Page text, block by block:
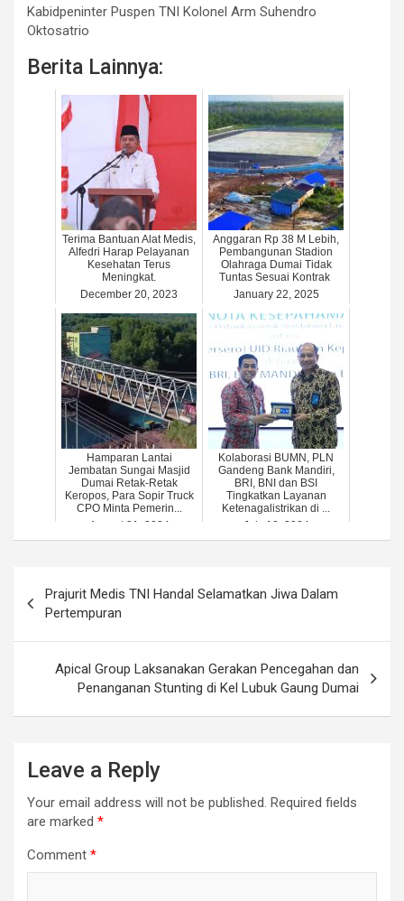
Kabidpeninter Puspen TNI Kolonel Arm Suhendro
Oktosatrio
Berita Lainnya:
Terima Bantuan Alat Medis,
Alfedri Harap Pelayanan
Kesehatan Terus
Meningkat.
December 20, 2023
Anggaran Rp 38 M Lebih,
Pembangunan Stadion
Olahraga Dumai Tidak
Tuntas Sesuai Kontrak
January 22, 2025
Hamparan Lantai
Jembatan Sungai Masjid
Dumai Retak-Retak
Keropos, Para Sopir Truck
CPO Minta Pemerin...
August 21, 2024
Kolaborasi BUMN, PLN
Gandeng Bank Mandiri,
BRI, BNI dan BSI
Tingkatkan Layanan
Ketenagalistrikan di ...
July 18, 2024
navigation
Prajurit Medis TNI Handal Selamatkan Jiwa Dalam
Pertempuran
Apical Group Laksanakan Gerakan Pencegahan dan
Penanganan Stunting di Kel Lubuk Gaung Dumai
Leave a Reply
Your email address will not be published. Required fields
are marked *
Comment *